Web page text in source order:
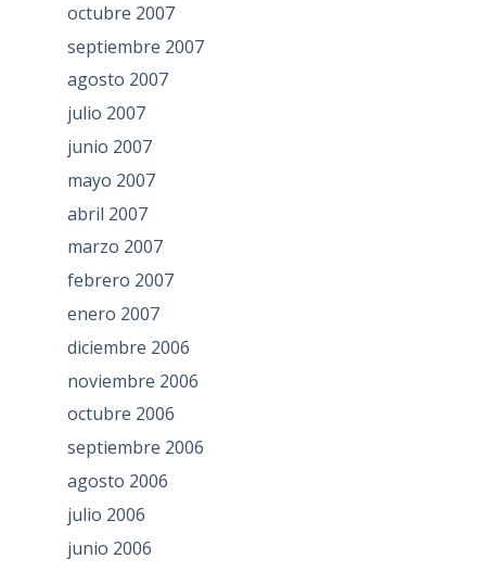
octubre 2007
septiembre 2007
agosto 2007
julio 2007
junio 2007
mayo 2007
abril 2007
marzo 2007
febrero 2007
enero 2007
diciembre 2006
noviembre 2006
octubre 2006
septiembre 2006
agosto 2006
julio 2006
junio 2006